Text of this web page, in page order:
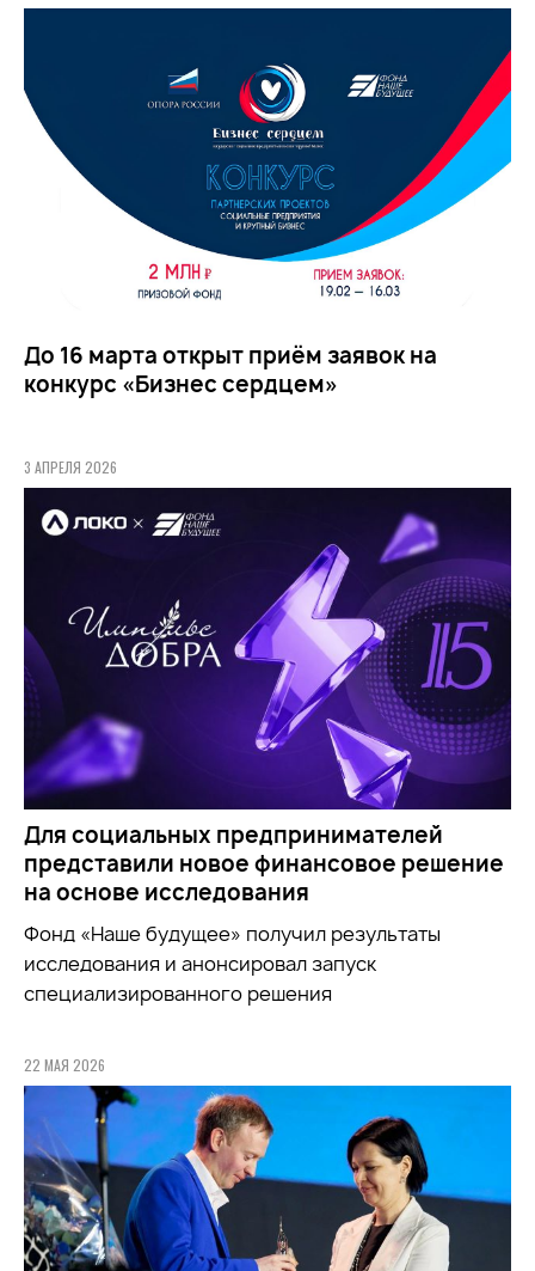
До 16 марта открыт приём заявок на
конкурс «Бизнес сердцем»
3 АПРЕЛЯ 2026
Для социальных предпринимателей
представили новое финансовое решение
на основе исследования
Фонд «Наше будущее» получил результаты
исследования и анонсировал запуск
специализированного решения
22 МАЯ 2026